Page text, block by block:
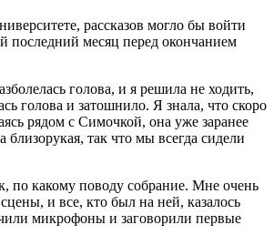
рассказов могло бы войти
последний месяц перед окончанием
голова, и я решила не ходить,
голова и затошнило. Я знала, что скоро
рядом с Симочкой, она уже заранее
так что мы всегда сидели
по какому поводу собрание. Мне очень
и все, кто был на ней, казалось
микрофоны и заговорили первые